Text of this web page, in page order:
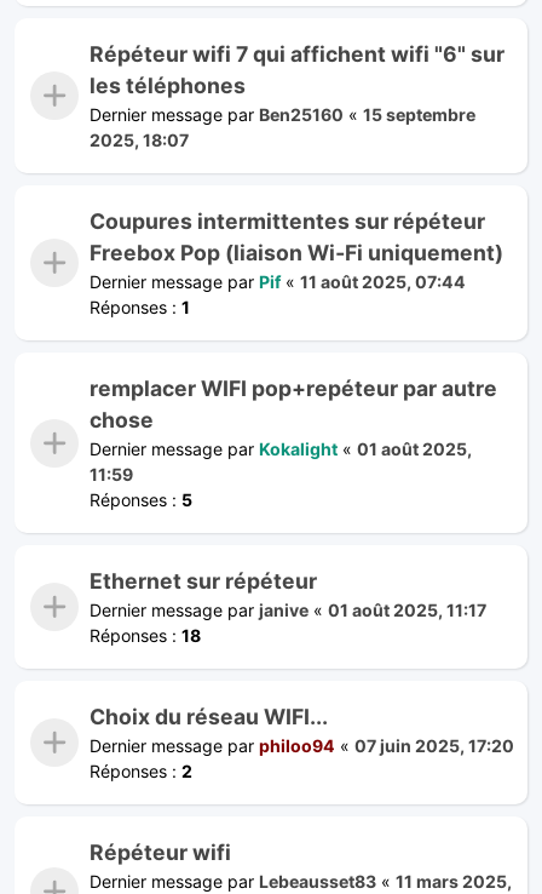
Répéteur wifi 7 qui affichent wifi "6" sur
les téléphones
Dernier message par Ben25160 « 15 septembre
2025, 18:07
Coupures intermittentes sur répéteur
Freebox Pop (liaison Wi‑Fi uniquement)
Dernier message par Pif« 11 août 2025, 07:44
Réponses : 1
remplacer WIFI pop+repéteur par autre
chose
Dernier message par Kokalight « 01 août 2025,
11:59
Réponses : 5
Ethernet sur répéteur
Dernier message par janive « 01 août 2025, 11:17
Réponses : 18
Choix du réseau WIFI...
Dernier message par philoo94 « 07 juin 2025, 17:20
Réponses : 2
Répéteur wifi
Dernier message par Lebeausset83 « 11 mars 2025,